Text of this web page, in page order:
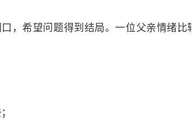
，希望问题得到结局。一位父亲情绪比